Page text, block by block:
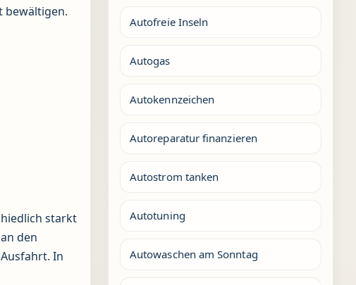
bewältigen.
starkt
den
In
Autofreie Inseln
Autogas
Autokennzeichen
Autoreparatur finanzieren
Autostrom tanken
Autotuning
Autowaschen am Sonntag